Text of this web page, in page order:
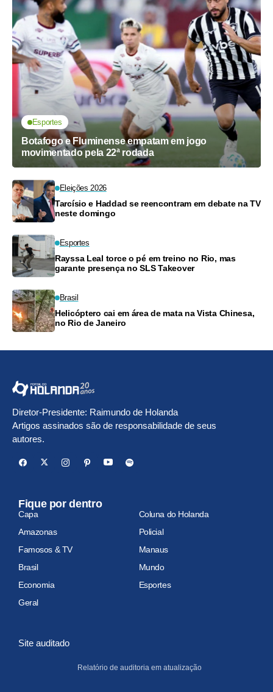
Esportes
Botafogo e Fluminense empatam em jogo
movimentado pela 22ª rodada
Eleições 2026
Tarcísio e Haddad se reencontram em debate na TV
neste domingo
Esportes
Rayssa Leal torce o pé em treino no Rio, mas
garante presença no SLS Takeover
Brasil
Helicóptero cai em área de mata na Vista Chinesa,
no Rio de Janeiro
Diretor-Presidente: Raimundo de Holanda
Artigos assinados são de responsabilidade de seus
autores.
Fique por dentro
Capa
Coluna do Holanda
Amazonas
Policial
Famosos & TV
Manaus
Brasil
Mundo
Economia
Esportes
Geral
Site auditado
Relatório de auditoria em atualização